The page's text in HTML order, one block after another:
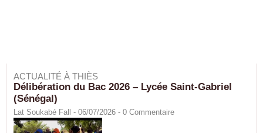
ACTUALITÉ À THIÈS
Délibération du Bac 2026 – Lycée Saint-Gabriel
(Sénégal)
Lat Soukabé Fall - 06/07/2026 - 0 Commentaire